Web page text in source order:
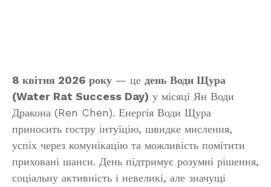
8 квітня 2026 року — це день Води Щура
(Water Rat Success Day) у місяці Ян Води
Дракона (Ren Chen). Енергія Води Щура
приносить гостру інтуїцію, швидке мислення,
успіх через комунікацію та можливість помітити
приховані шанси. День підтримує розумні рішення,
соціальну активність і невеликі, але значущі